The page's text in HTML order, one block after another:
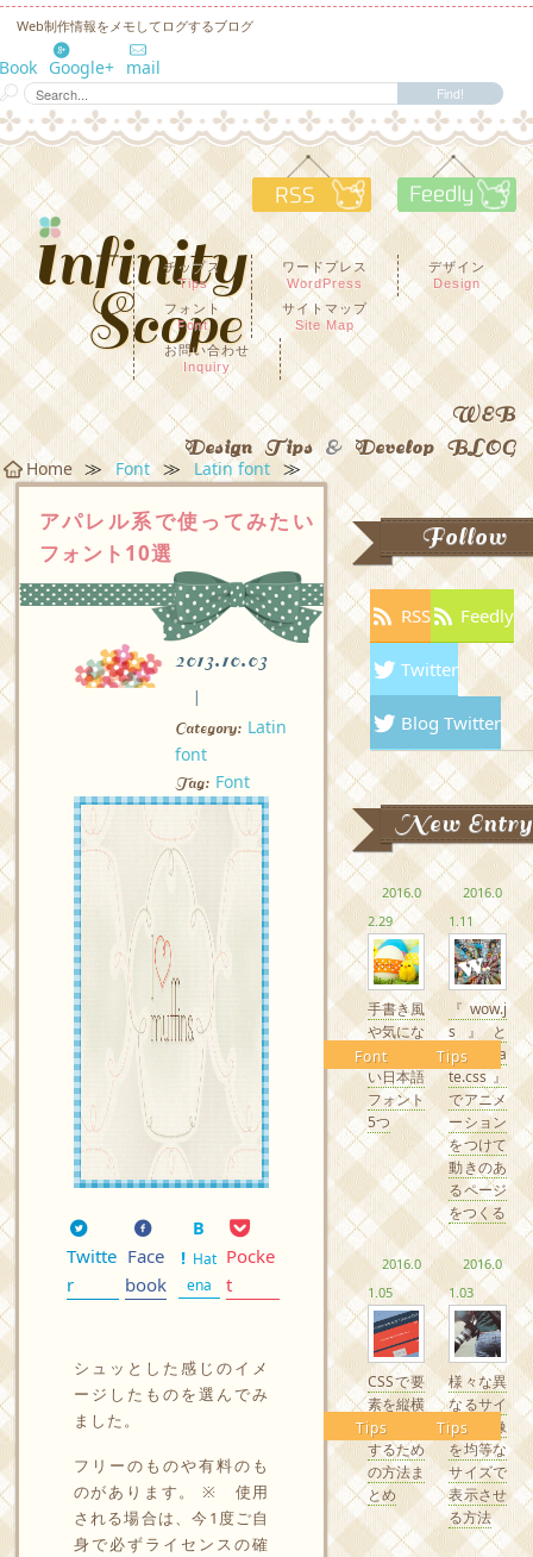
Web制作情報をメモしてログするブログ
Google+ mail
RSS
チップス
Tips
ワードプレス
WordPress
デザイン
Design
フォント
Font
サイトマップ
Site Map
お問い合わせ
Inquiry
WEB
Design Tips & Develop BLOG
Home ≫ Font ≫ Latin font ≫
アパレル系で使ってみたい
フォント10選
2013.10.03
Category: Latin
font
Tag: Font
Twitte
r
Face
book
Hat
ena
Pocke
t
シュッとした感じのイメ
ージしたものを選んでみ
ました。
フリーのものや有料のも
のがあります。 ※ 使用
される場合は、今1度ご自
身で必ずライセンスの確
Follow
RSS Feedly
Twitter
Blog Twitter
New Entry
2016.0
2.29
Font
手書き風
や気にな
るかわい
い日本語
フォント
5つ
2016.0
1.11
Tips
『wow.j
s』と
『Anima
te.css』
でアニメ
ーション
をつけて
動きのあ
るページ
をつくる
2016.0
1.05
Tips
CSSで要
素を縦横
中央配置
するため
の方法ま
とめ
2016.0
1.03
Tips
様々な異
なるサイ
ズの画像
を均等な
サイズで
表示させ
る方法